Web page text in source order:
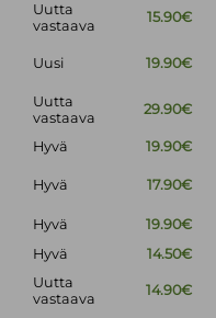
Uutta
vastaava
15.90€
Uusi 19.90€
Uutta
vastaava
29.90€
Hyvä
19.90€
Hyvä 17.90€
Hyvä
19.90€
Hyvä 14.50€
Uutta
vastaava
14.90€